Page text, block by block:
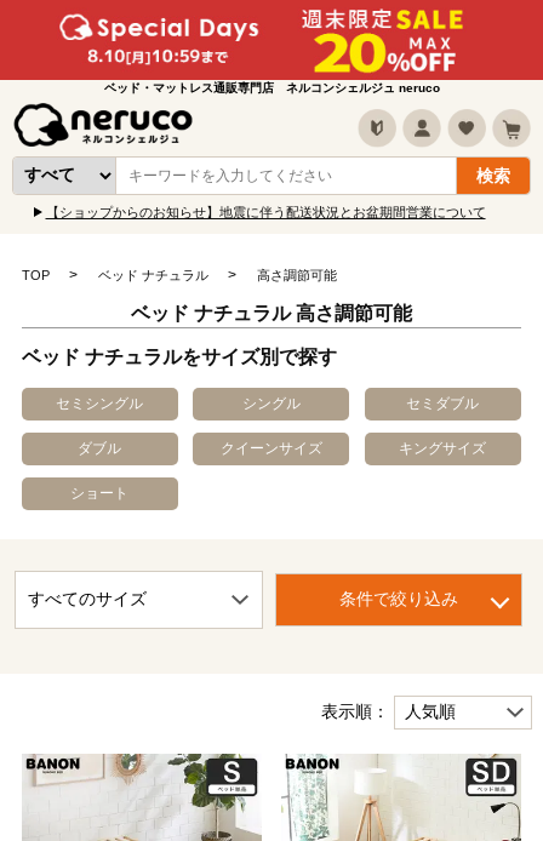
ベッド・マットレス通販専門店 ネルコンシェルジュ neruco
【ショップからのお知らせ】地震に伴う配送状況とお盆期間営業について
TOP ベッド ナチュラル 高さ調節可能
ベッド ナチュラル 高さ調節可能
ベッド ナチュラルをサイズ別で探す
セミシングル シングル セミダブル
ダブル クイーンサイズ キングサイズ
ショート
条件で絞り込み
表示順：